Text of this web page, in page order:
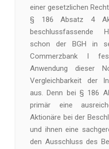
einer gesetzlichen
§ 186 Absatz 4
beschlussfassende
schon der BGH in
Commerzbank I
Anwendung dieser
Vergleichbarkeit der
aus. Denn bei § 186
primär eine
Aktionäre bei der
und ihnen eine
den Ausschluss des